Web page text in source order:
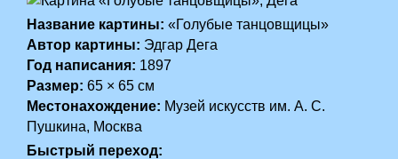
Название картины: «Голубые танцовщицы»
Автор картины: Эдгар Дега
Год написания: 1897
Размер: 65 × 65 см
Местонахождение: Музей искусств им. А. С.
Пушкина, Москва
Быстрый переход: